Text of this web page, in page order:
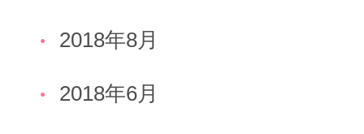
2018年8月
2018年6月